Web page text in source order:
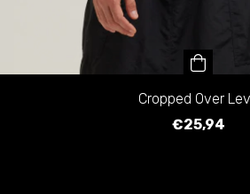
Cropped Over
€25,94